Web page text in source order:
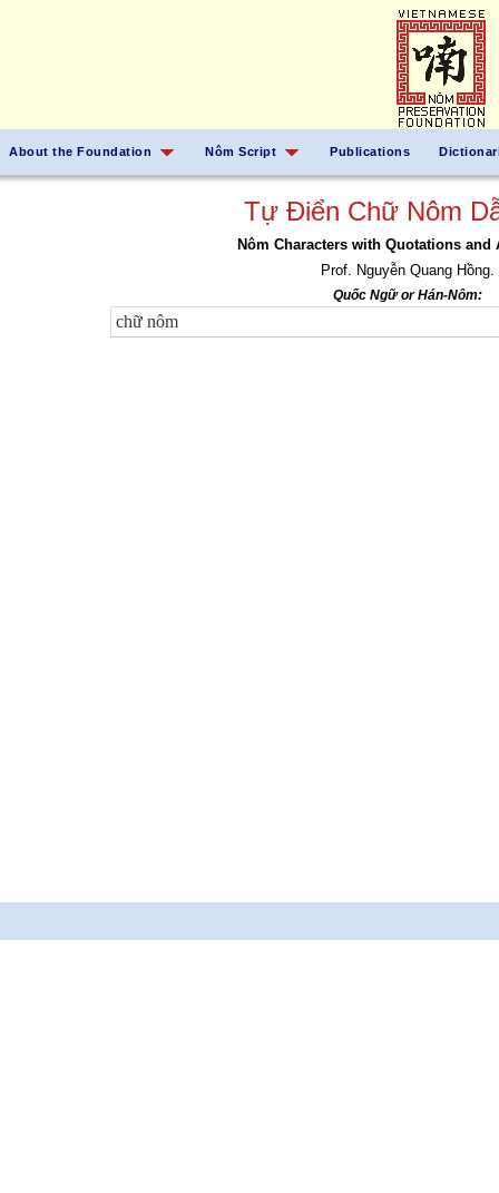
About the Foundation Nôm Script Publications
Tự Điển Chữ Nôm
Nôm Characters with Quotations and
Prof. Nguyễn Quang Hồng.
Quốc Ngữ or Hán-Nôm: